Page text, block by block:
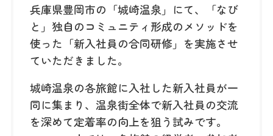
兵庫県豊岡市の「城崎温泉」にて、「なび
と」独自のコミュニティ形成のメソッドを
使った「新入社員の合同研修」を実施させ
ていただきました。
城崎温泉の各旅館に入社した新入社員が一
同に集まり、温泉街全体で新入社員の交流
を深めて定着率の向上を狙う試みです。